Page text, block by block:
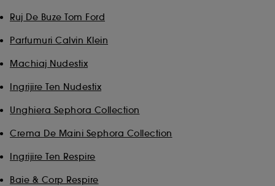
Ruj De Buze Tom Ford
Parfumuri Calvin Klein
Machiaj Nudestix
Ingrijire Ten Nudestix
Unghiera Sephora Collection
Crema De Maini Sephora Collection
Ingrijire Ten Respire
Baie & Corp Respire